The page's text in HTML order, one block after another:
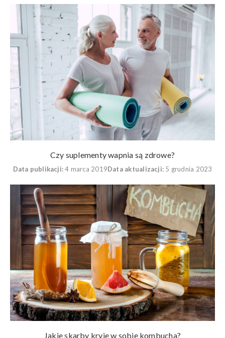
Czy suplementy wapnia są zdrowe?
Data publikacji: 4 marca 2019Data aktualizacji: 5 grudnia 2023
Jakie skarby kryje w sobie kombucha?